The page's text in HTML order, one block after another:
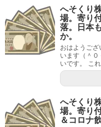
へそくり
場。寄り
落。日本
か。
おはようご
います（＾
いです。 こ
へそくり
場。寄り
＆コロナ